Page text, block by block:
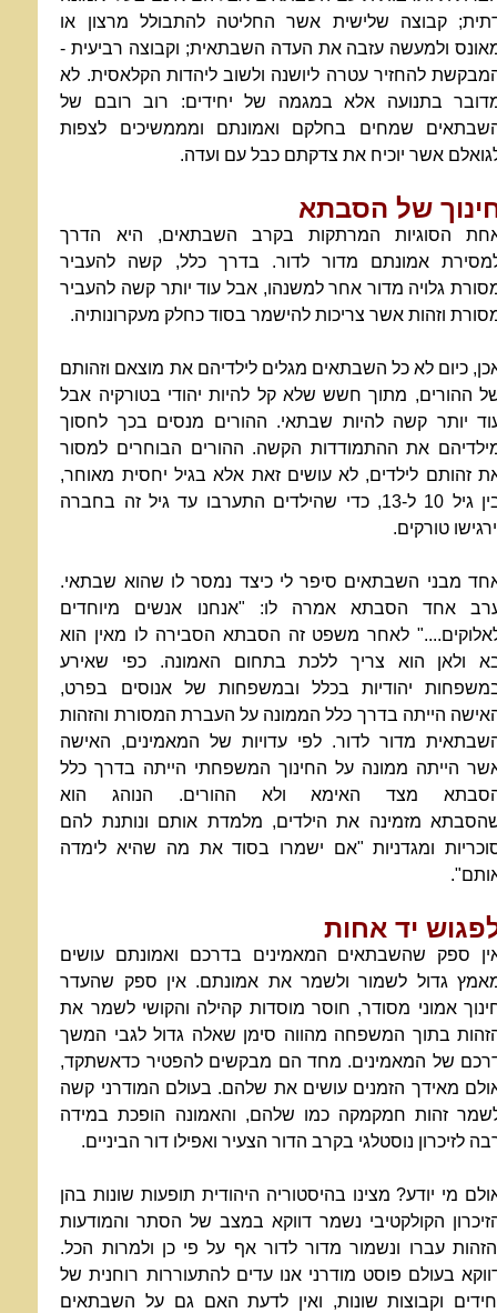
קבוצה שלישית אשר החליטה להתבולל מרצון או
ולמעשה עזבה את העדה השבתאית; וקבוצה רביעית -
להחזיר עטרה ליושנה ולשוב ליהדות הקלאסית. לא
בתנועה אלא במגמה של יחידים: רוב רובם של
שמחים בחלקם ואמונתם ומממשיכים לצפות
אשר יוכיח את צדקתם כבל עם ועדה.
של הסבתא
הסוגיות המרתקות בקרב השבתאים, היא הדרך
אמונתם מדור לדור. בדרך כלל, קשה להעביר
גלויה מדור אחר למשנהו, אבל עוד יותר קשה להעביר
וזהות אשר צריכות להישמר בסוד כחלק מעקרונותיה.
כיום לא כל השבתאים מגלים לילדיהם את מוצאם וזהותם
ההורים, מתוך חשש שלא קל להיות יהודי בטורקיה אבל
יותר קשה להיות שבתאי. ההורים מנסים בכך לחסוך
את ההתמודדות הקשה. ההורים הבוחרים למסור
זהותם לילדים, לא עושים זאת אלא בגיל יחסית מאוחר,
בין גיל 10 ל-13, כדי שהילדים התערבו עד גיל זה בחברה
טורקים.
מבני השבתאים סיפר לי כיצד נמסר לו שהוא שבתאי.
אחד הסבתא אמרה לו: "אנחנו אנשים מיוחדים
לאחר משפט זה הסבתא הסבירה לו מאין הוא
ולאן הוא צריך ללכת בתחום האמונה. כפי שאירע
יהודיות בכלל ובמשפחות של אנוסים בפרט,
הייתה בדרך כלל הממונה על העברת המסורת והזהות
מדור לדור. לפי עדויות של המאמינים, האישה
הייתה ממונה על החינוך המשפחתי הייתה בדרך כלל
מצד האימא ולא ההורים. הנוהג הוא
מזמינה את הילדים, מלמדת אותם ונותנת להם
ומגדניות "אם ישמרו בסוד את מה שהיא לימדה
יד אחות
ספק שהשבתאים המאמינים בדרכם ואמונתם עושים
גדול לשמור ולשמר את אמונתם. אין ספק שהעדר
אמוני מסודר, חוסר מוסדות קהילה והקושי לשמר את
בתוך המשפחה מהווה סימן שאלה גדול לגבי המשך
של המאמינים. מחד הם מבקשים להפטיר כדאשתקד,
מאידך הזמנים עושים את שלהם. בעולם המודרני קשה
זהות חמקמקה כמו שלהם, והאמונה הופכת במידה
לזיכרון נוסטלגי בקרב הדור הצעיר ואפילו דור הביניים.
מי יודע? מצינו בהיסטוריה היהודית תופעות שונות בהן
הקולקטיבי נשמר דווקא במצב של הסתר והמודעות
עברו ונשמור מדור לדור אף על פי כן ולמרות הכל.
בעולם פוסט מודרני אנו עדים להתעוררות רוחנית של
וקבוצות שונות, ואין לדעת האם גם על השבתאים